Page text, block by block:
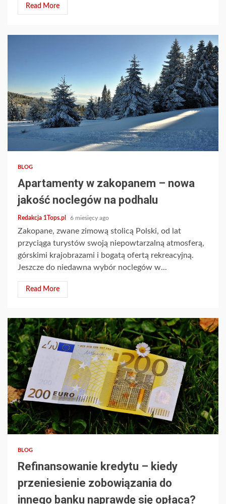
Read More
3 min read
BLOG
Apartamenty w zakopanem – nowa
jakość noclegów na podhalu
Redakcja 1Tops.pl 6 miesięcy ago
Zakopane, zwane zimową stolicą Polski, od lat
przyciąga turystów swoją niepowtarzalną atmosferą,
górskimi krajobrazami i bogatą ofertą rekreacyjną.
Jeszcze do niedawna wybór noclegów w...
Read More
4 min read
BLOG
Refinansowanie kredytu – kiedy
przeniesienie zobowiązania do
innego banku naprawdę się opłaca?